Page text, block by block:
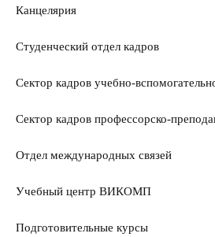
Канцелярия
Студенческий отдел кадров
Сектор кадров учебно-
Сектор кадров профессорско-
Отдел международных связей
Учебный центр ВИКОМП
Подготовительные курсы